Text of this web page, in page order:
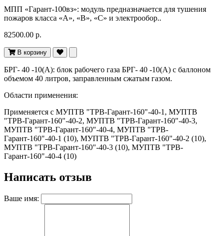
МПП «Гарант-100вз»: модуль предназначается для тушения
пожаров класса «А», «В», «С» и электрообор..
82500.00 р.
В корзину
БРГ- 40 -10(А): блок рабочего газа БРГ- 40 -10(А) с баллоном
объемом 40 литров, заправленным сжатым газом.
Области применения:
Применяется с МУПТВ "ТРВ-Гарант-160"-40-1, МУПТВ
"ТРВ-Гарант-160"-40-2, МУПТВ "ТРВ-Гарант-160"-40-3,
МУПТВ "ТРВ-Гарант-160"-40-4, МУПТВ "ТРВ-
Гарант-160"-40-1 (10), МУПТВ "ТРВ-Гарант-160"-40-2 (10),
МУПТВ "ТРВ-Гарант-160"-40-3 (10), МУПТВ "ТРВ-
Гарант-160"-40-4 (10)
Написать отзыв
Ваше имя: